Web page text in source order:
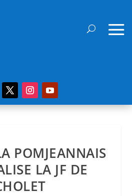
POMJEANNAIS
LA JF DE